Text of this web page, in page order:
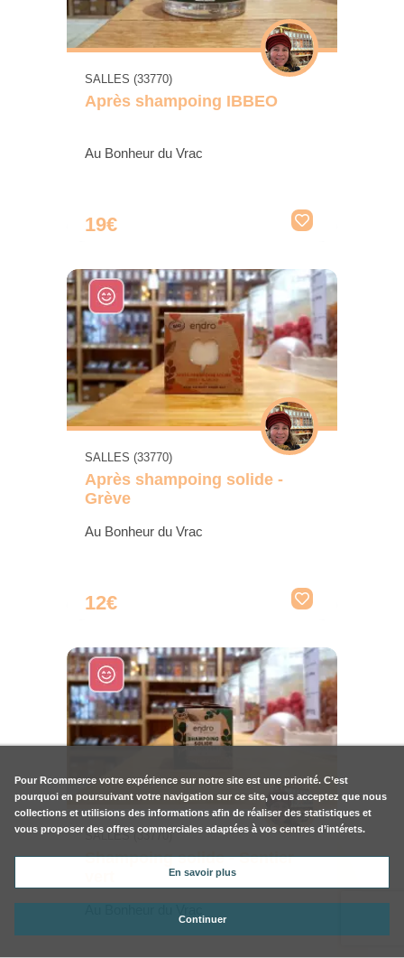
SALLES (33770)
Après shampoing IBBEO
Au Bonheur du Vrac
19€
SALLES (33770)
Après shampoing solide -
Grève
Au Bonheur du Vrac
12€
SALLES (33770)
Shampoing solide - Sentier
Pour Rcommerce votre expérience sur notre site est une priorité. C’est
pourquoi en poursuivant votre navigation sur ce site, vous acceptez que nous
collections et utilisions des informations afin de réaliser des statistiques et
vous proposer des offres commerciales adaptées à vos centres d’intérets.
En savoir plus
Continuer